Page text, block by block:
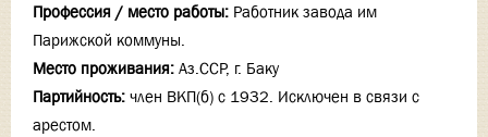
Профессия / место работы: Работник завода им
Парижской коммуны.
Место проживания: Аз.ССР, г. Баку
Партийность: член ВКП(б) с 1932. Исключен в связи с
арестом.